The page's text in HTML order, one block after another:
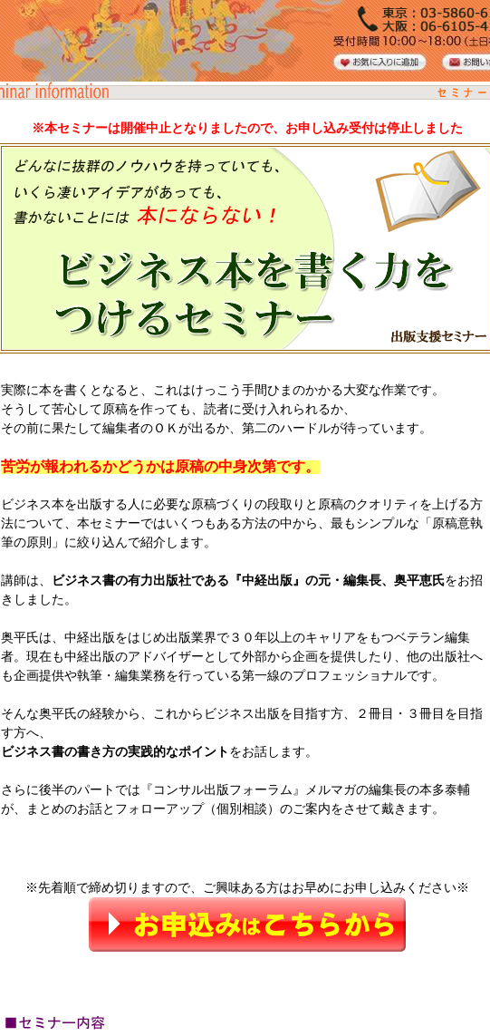
※本セミナーは開催中止となりましたので、お申し込み受付は停止しました
実際に本を書くとなると、これはけっこう手間ひまのかかる大変な作業です。
そうして苦心して原稿を作っても、読者に受け入れられるか、
その前に果たして編集者のＯＫが出るか、第二のハードルが待っています。
苦労が報われるかどうかは原稿の中身次第です。
ビジネス本を出版する人に必要な原稿づくりの段取りと原稿のクオリティを上げる方
法について、本セミナーではいくつもある方法の中から、最もシンプルな「原稿意執
筆の原則」に絞り込んで紹介します。
講師は、 ビジネス書の有力出版社である『中経出版』の元・編集長、奥平恵氏をお招
きしました。
奥平氏は、中経出版をはじめ出版業界で３０年以上のキャリアをもつベテラン編集
者。現在も中経出版のアドバイザーとして外部から企画を提供したり、他の出版社へ
も企画提供や執筆・編集業務を行っている第一線のプロフェッショナルです。
そんな奥平氏の経験から、これからビジネス出版を目指す方、２冊目・３冊目を目指
す方へ、
ビジネス書の書き方の実践的なポイント をお話します。
さらに後半のパートでは『コンサル出版フォーラム』メルマガの編集長の本多泰輔
が、まとめのお話とフォローアップ（個別相談）のご案内をさせて戴きます。
※先着順で締め切りますので、ご興味ある方はお早めにお申し込みください※